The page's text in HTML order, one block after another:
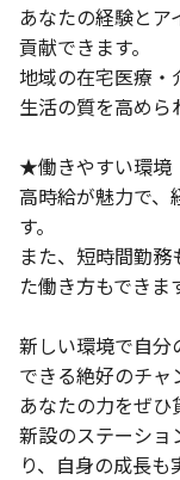
あなたの経験と
貢献できます。
地域の在宅医療・
生活の質を高めら
★働きやすい環境
高時給が魅力で、
す。
また、短時間勤
た働き方もできま
新しい環境で自分
できる絶好のチャ
あなたの力をぜひ
新設のステーショ
り、自身の成長も